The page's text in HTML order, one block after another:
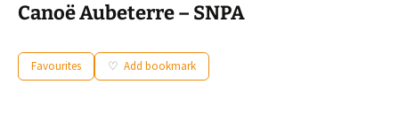
Canoë Aubeterre – SNPA
Favourites Add bookmark